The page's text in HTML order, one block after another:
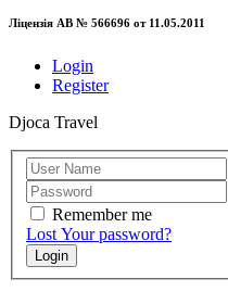
Ліцензія АВ № 566696 от 11.05.2011
Login
Register
Djoca Travel
Remember me
Lost Your password?
Login